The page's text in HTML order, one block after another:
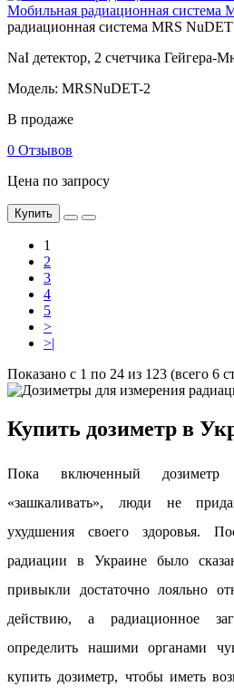
Мобильная радиационная система
радиационная система MRS NuDET
NaI детектор, 2 счетчика Гейгера-
Модель: MRSNuDET-2
В продаже
0 Отзывов
Цена по запросу
Купить
1
2
3
4
5
>
>|
Показано с 1 по 24 из 123 (всего 6
Купить дозиметр в
Пока включенный
«зашкаливать», люди не
ухудшения своего здоровья.
радиации в Украине было
привыкли достаточно лояльно
действию, а радиационное
определить нашими органами
купить дозиметр, чтобы иметь